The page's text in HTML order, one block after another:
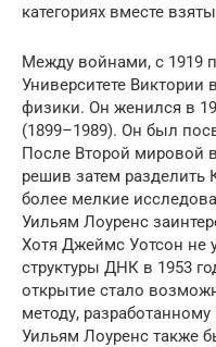
категориях вместе
Между войнами, с 1919
Университете
физики. Он женился в
(1899–1989). Он был
После Второй мировой
решив затем
более мелкие
Уильям Лоуренс
Хотя Джеймс Уотсон не
структуры ДНК в 1953
открытие стало
методу,
Уильям Лоуренс также